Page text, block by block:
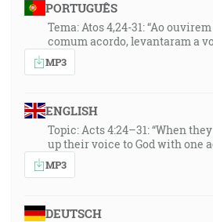
PORTUGUÊS
Tema: Atos 4,24-31: “Ao
comum acordo, levantaram a
MP3
ENGLISH
Topic: Acts 4:24–31: “When
up their voice to God with one
MP3
DEUTSCH